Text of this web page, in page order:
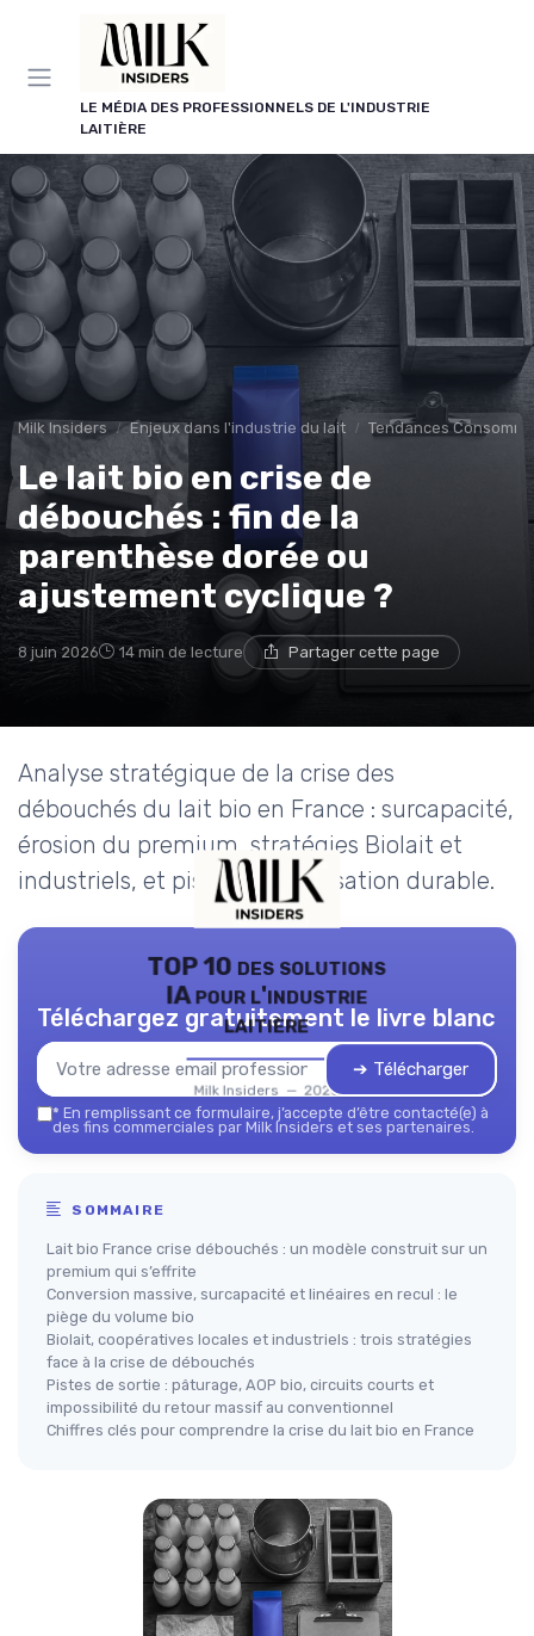
LE MÉDIA DES PROFESSIONNELS DE L'INDUSTRIE
LAITIÈRE
Milk Insiders Enjeux dans l'industrie du lait Tendances
Le lait bio en crise de
débouchés : fin de la
parenthèse dorée ou
ajustement cyclique ?
8 juin 2026 14 min de lecture Partager cette page
Analyse stratégique de la crise des
débouchés du lait bio en France : surcapacité,
érosion du premium, stratégies Biolait et
industriels, et pistes de valorisation durable.
TOP 10 des solutions
IA pour l'industrie
laitière
Milk Insiders — 2026
Téléchargez gratuitement le livre blanc
➔ Télécharger
* En remplissant ce formulaire, j’accepte d’être contacté(e) à
des fins commerciales par Milk Insiders et ses partenaires.
SOMMAIRE
Lait bio France crise débouchés : un modèle construit sur un
premium qui s’effrite
Conversion massive, surcapacité et linéaires en recul : le
piège du volume bio
Biolait, coopératives locales et industriels : trois stratégies
face à la crise de débouchés
Pistes de sortie : pâturage, AOP bio, circuits courts et
impossibilité du retour massif au conventionnel
Chiffres clés pour comprendre la crise du lait bio en France